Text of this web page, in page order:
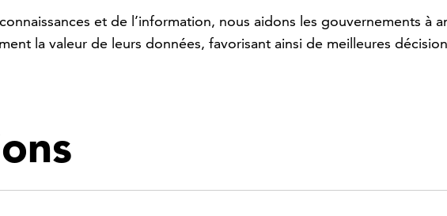
et de l’information, nous aidons les gouvernements à
la valeur de leurs données, favorisant ainsi de meilleures